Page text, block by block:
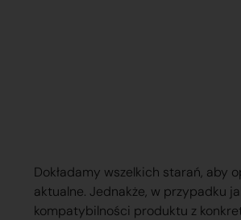
Dokładamy wszelkich starań, aby
aktualne. Jednakże, w przypadku
kompatybilności produktu z